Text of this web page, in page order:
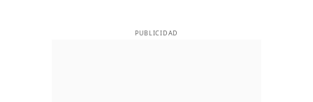
PUBLICIDAD